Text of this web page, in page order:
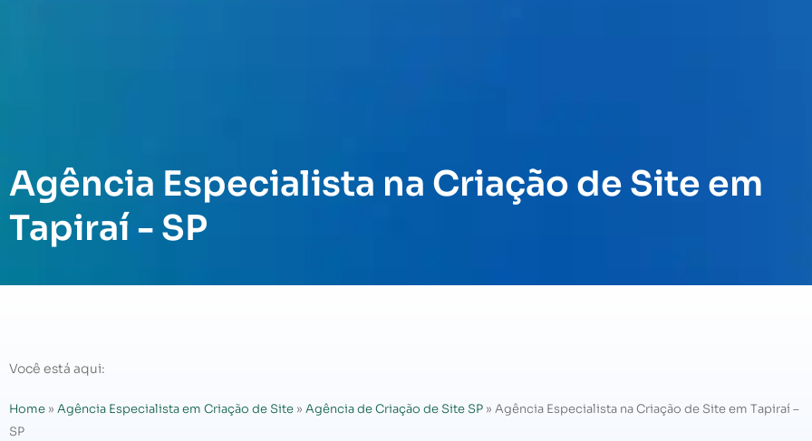
Agência Especialista na Criação de Site em
Tapiraí - SP
Você está aqui:
Home » Agência Especialista em Criação de Site » Agência de Criação de Site SP » Agência Especialista na Criação de Site em Tapiraí –
SP